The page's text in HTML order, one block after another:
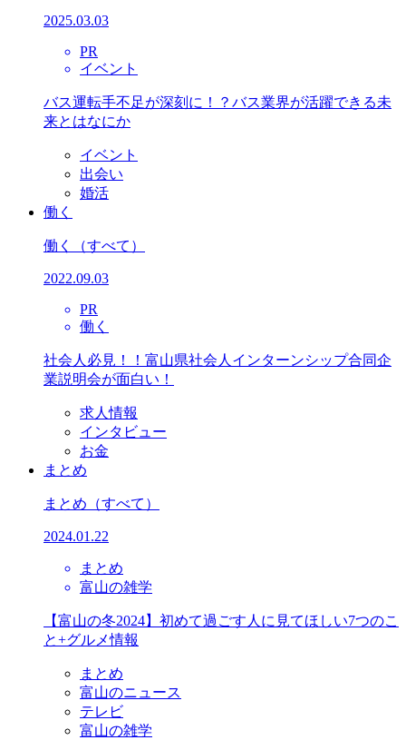
2025.03.03
PR
イベント
バス運転手不足が深刻に！？バス業界が活躍できる未
来とはなにか
イベント
出会い
婚活
働く
働く （すべて）
2022.09.03
PR
働く
社会人必見！！富山県社会人インターンシップ合同企
業説明会が面白い！
求人情報
インタビュー
お金
まとめ
まとめ （すべて）
2024.01.22
まとめ
富山の雑学
【富山の冬2024】初めて過ごす人に見てほしい7つのこ
と+グルメ情報
まとめ
富山のニュース
テレビ
富山の雑学